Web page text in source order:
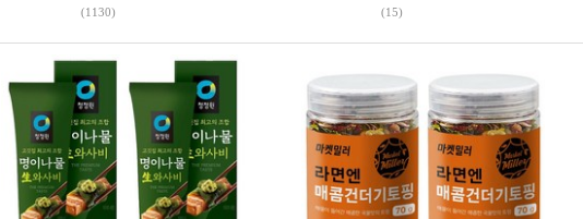
(1130) (15)